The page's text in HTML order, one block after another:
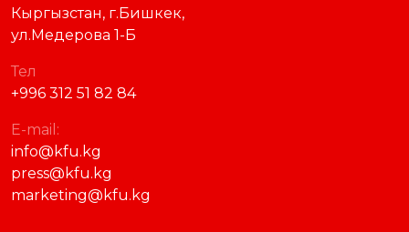
Кыргызстан, г.Бишкек,
ул.Медерова 1-Б
Тел
+996 312 51 82 84
E-mail:
info@kfu.kg
press@kfu.kg
marketing@kfu.kg